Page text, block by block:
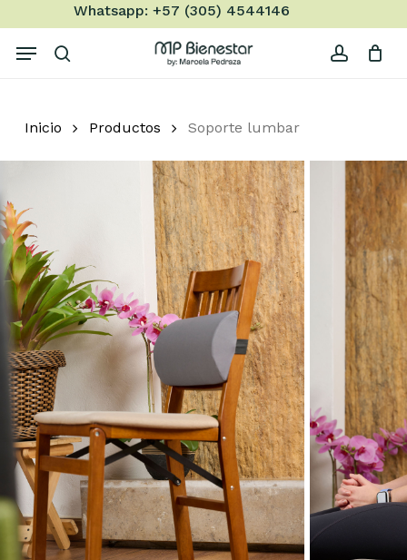
to
main
Whatsapp: +57 (305) 4544146
Menu
Inicio Productos Soporte lumbar